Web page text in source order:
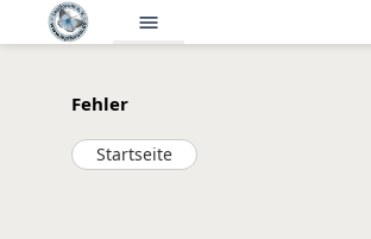
menu
Fehler
Startseite